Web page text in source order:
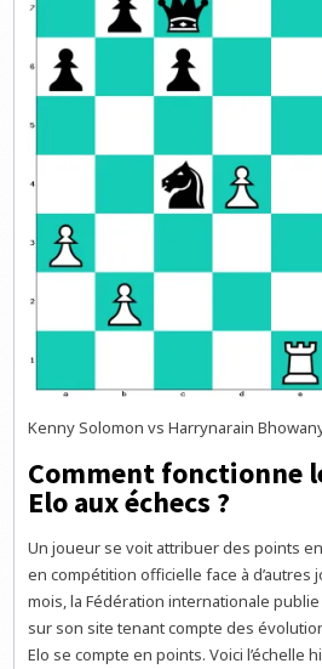
Kenny Solomon vs Harrynarain
Comment fonctionne
Elo aux échecs ?
Un joueur se voit attribuer des points
en compétition officielle face à d’autres
mois, la Fédération internationale
sur son site tenant compte des
Elo se compte en points. Voici l’échelle